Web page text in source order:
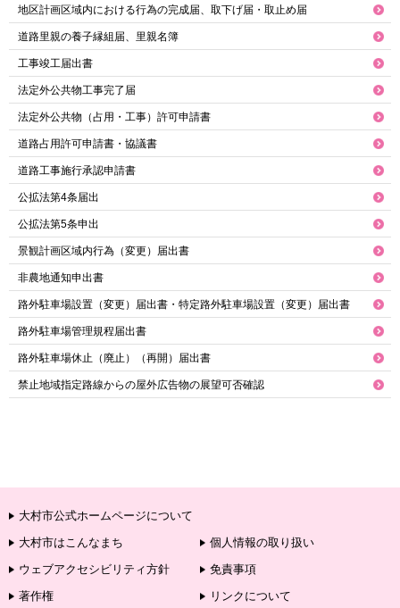
地区計画区域内における行為の完成届、取下げ届・取止め届
道路里親の養子縁組届、里親名簿
工事竣工届出書
法定外公共物工事完了届
法定外公共物（占用・工事）許可申請書
道路占用許可申請書・協議書
道路工事施行承認申請書
公拡法第4条届出
公拡法第5条申出
景観計画区域内行為（変更）届出書
非農地通知申出書
路外駐車場設置（変更）届出書・特定路外駐車場設置（変更）届出書
路外駐車場管理規程届出書
路外駐車場休止（廃止）（再開）届出書
禁止地域指定路線からの屋外広告物の展望可否確認
大村市公式ホームページについて
大村市はこんなまち
個人情報の取り扱い
ウェブアクセシビリティ方針
免責事項
著作権
リンクについて